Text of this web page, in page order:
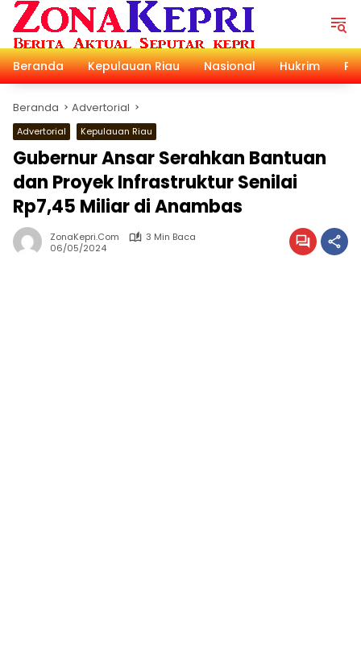
Langsung
konten
Beranda
Kepulauan Riau Nasional Hukrim
Beranda Advertorial
Advertorial Kepulauan Riau
Gubernur Ansar Serahkan Bantuan
dan Proyek Infrastruktur Senilai
Rp7,45 Miliar di Anambas
ZonaKepri.com
3 Min Baca
06/05/2024